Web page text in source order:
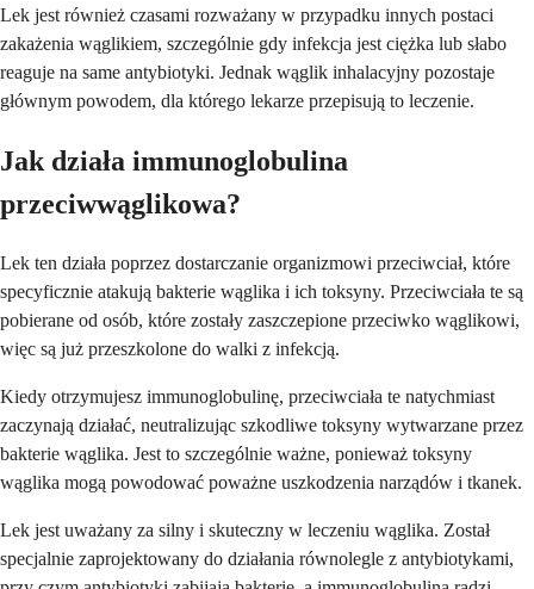
Lek jest również czasami rozważany w przypadku innych postaci
zakażenia wąglikiem, szczególnie gdy infekcja jest ciężka lub słabo
reaguje na same antybiotyki. Jednak wąglik inhalacyjny pozostaje
głównym powodem, dla którego lekarze przepisują to leczenie.
Jak działa immunoglobulina
przeciwwąglikowa?
Lek ten działa poprzez dostarczanie organizmowi przeciwciał, które
specyficznie atakują bakterie wąglika i ich toksyny. Przeciwciała te są
pobierane od osób, które zostały zaszczepione przeciwko wąglikowi,
więc są już przeszkolone do walki z infekcją.
Kiedy otrzymujesz immunoglobulinę, przeciwciała te natychmiast
zaczynają działać, neutralizując szkodliwe toksyny wytwarzane przez
bakterie wąglika. Jest to szczególnie ważne, ponieważ toksyny
wąglika mogą powodować poważne uszkodzenia narządów i tkanek.
Lek jest uważany za silny i skuteczny w leczeniu wąglika. Został
specjalnie zaprojektowany do działania równolegle z antybiotykami,